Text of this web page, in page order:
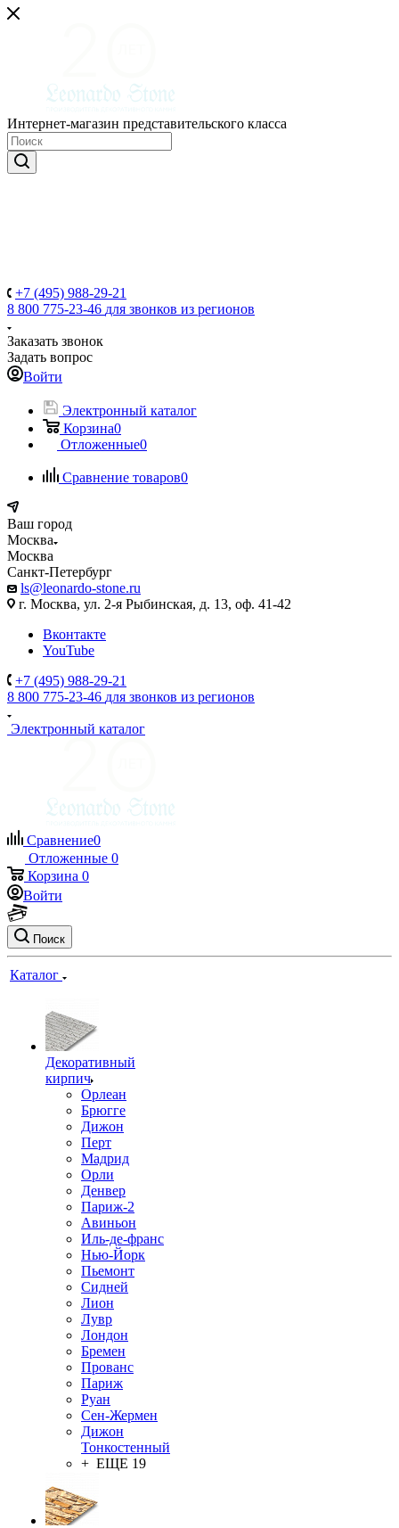
Интернет-магазин представительского класса
+7 (495) 988-29-21
8 800 775-23-46 для звонков из регионов
Заказать звонок
Задать вопрос
Войти
Электронный каталог
Корзина0
Отложенные0
Сравнение товаров0
Ваш город
Москва
Москва
Санкт-Петербург
ls@leonardo-stone.ru
г. Москва, ул. 2-я Рыбинская, д. 13, оф. 41-42
Вконтакте
YouTube
+7 (495) 988-29-21
8 800 775-23-46 для звонков из регионов
Электронный каталог
Сравнение0
Отложенные 0
Корзина 0
Войти
Поиск
Каталог
Декоративный
кирпич
Орлеан
Брюгге
Дижон
Перт
Мадрид
Орли
Денвер
Париж-2
Авиньон
Иль-де-франс
Нью-Йорк
Пьемонт
Сидней
Лион
Лувр
Лондон
Бремен
Прованс
Париж
Руан
Сен-Жермен
Дижон
Тонкостенный
+ ЕЩЕ 19